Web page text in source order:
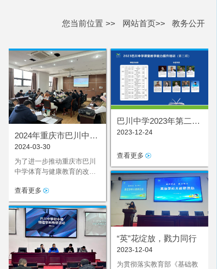
您当前位置 >> 网站首页>> 教务公开
2024年重庆市巴川中学
校体育与健康优质课竞
赛
2024-03-30
为了进一步推动重庆市巴川
中学体育与健康教育的改革
学水平，增强学生的身体素
质，我校于3月28日举办了
一场体育与健康优质课竞赛
活动。
查看更多
巴川中学2023年第二期
课堂教学能力提升培训
2023-12-24
查看更多
“英”花绽放，戮力同行
2023-12-04
为贯彻落实教育部《基础教